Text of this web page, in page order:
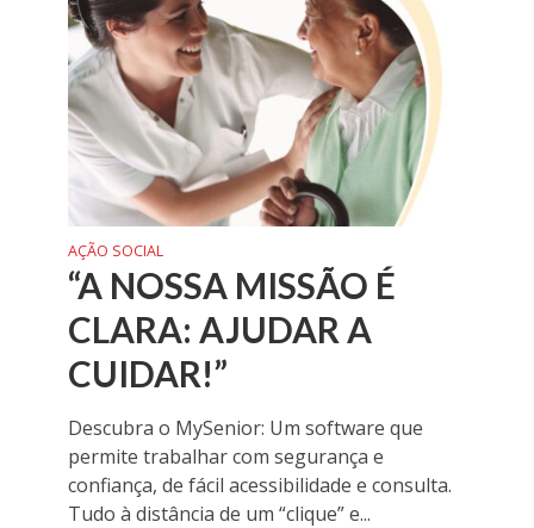
AÇÃO SOCIAL
“A NOSSA MISSÃO É
CLARA: AJUDAR A
CUIDAR!”
Descubra o MySenior: Um software que
permite trabalhar com segurança e
confiança, de fácil acessibilidade e consulta.
Tudo à distância de um “clique” e...